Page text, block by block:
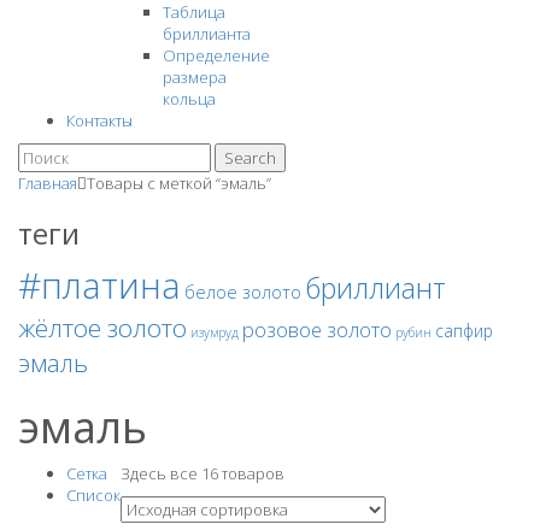
Таблица
бриллианта
Определение
размера
кольца
Контакты
Search
Главная Товары с меткой “эмаль”
теги
#платина белое золото бриллиант
жёлтое золото изумруд розовое золото рубин сапфир
эмаль
эмаль
Сетка
Список
Здесь все 16 товаров